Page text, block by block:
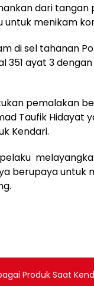
dari tangan
menikam
di sel tahanan
351 ayat 3
pemalakan
Taufik Hidayat
Kendari.
berupaya untuk
Produk Saat